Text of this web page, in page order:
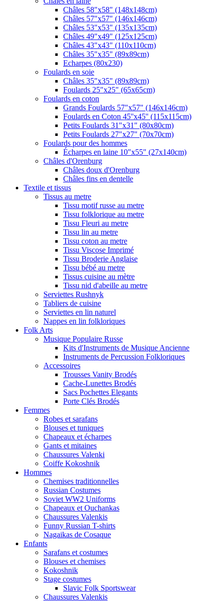
Châles 58"x58" (148x148cm)
Châles 57"x57" (146x146cm)
Châles 53"x53" (135x135cm)
Châles 49"x49" (125x125cm)
Châles 43"x43" (110x110cm)
Châles 35"x35" (89x89cm)
Echarpes (80х230)
Foulards en soie
Châles 35"x35" (89x89cm)
Foulards 25"x25" (65x65cm)
Foulards en coton
Grands Foulards 57"x57" (146x146cm)
Foulards en Coton 45''x45'' (115x115cm)
Petits Foulards 31"x31" (80x80cm)
Petits Foulards 27"x27" (70x70cm)
Foulards pour des hommes
Écharpes en laine 10"x55" (27x140cm)
Châles d'Orenburg
Châles doux d'Orenburg
Châles fins en dentelle
Textile et tissus
Tissus au metre
Tissu motif russe au metre
Tissu folklorique au metre
Tissu Fleuri au metre
Tissu lin au metre
Tissu coton au metre
Tissu Viscose Imprimé
Tissu Broderie Anglaise
Tissu bébé au metre
Tissus cuisine au mètre
Tissu nid d'abeille au metre
Serviettes Rushnyk
Tabliers de cuisine
Serviettes en lin naturel
Nappes en lin folkloriques
Folk Arts
Musique Populaire Russe
Kits d'Instruments de Musique Ancienne
Instruments de Percussion Folkloriques
Accessoires
Trousses Vanity Brodés
Cache-Lunettes Brodés
Sacs Pochettes Elegants
Porte Clés Brodés
Femmes
Robes et sarafans
Blouses et tuniques
Chapeaux et écharpes
Gants et mitaines
Chaussures Valenki
Coiffe Kokoshnik
Hommes
Chemises traditionnelles
Russian Costumes
Soviet WW2 Uniforms
Chapeaux et Ouchankas
Chaussures Valenkis
Funny Russian T-shirts
Nagaikas de Cosaque
Enfants
Sarafans et costumes
Blouses et chemises
Kokoshnik
Stage costumes
Slavic Folk Sportswear
Chaussures Valenkis